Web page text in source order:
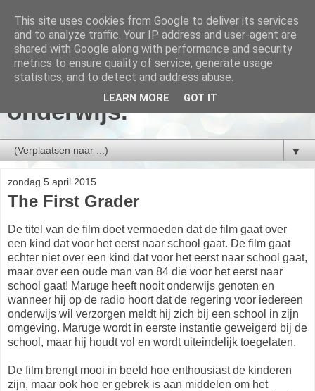
Arjan Moree, over
onderwijs.
▼
zondag 5 april 2015
The First Grader
De titel van de film doet vermoeden dat de film gaat over
een kind dat voor het eerst naar school gaat. De film gaat
echter niet over een kind dat voor het eerst naar school gaat,
maar over een oude man van 84 die voor het eerst naar
school gaat! Maruge heeft nooit onderwijs genoten en
wanneer hij op de radio hoort dat de regering voor iedereen
onderwijs wil verzorgen meldt hij zich bij een school in zijn
omgeving. Maruge wordt in eerste instantie geweigerd bij de
school, maar hij houdt vol en wordt uiteindelijk toegelaten.
De film brengt mooi in beeld hoe enthousiast de kinderen
zijn, maar ook hoe er gebrek is aan middelen om het
This site uses cookies from Google to deliver its services
and to analyze traffic. Your IP address and user-agent are
shared with Google along with performance and security
metrics to ensure quality of service, generate usage
statistics, and to detect and address abuse.
LEARN MORE GOT IT